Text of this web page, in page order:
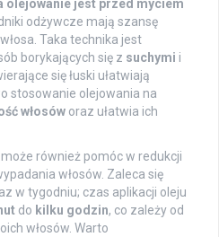
olejowanie jest przed myciem
odżywcze mają szansę
Taka technika jest
borykających się z suchymi i
się łuski ułatwiają
stosowanie olejowania na
włosów oraz ułatwia ich
również pomóc w redukcji
włosów. Zaleca się
w tygodniu; czas aplikacji oleju
do kilku godzin, co zależy od
włosów. Warto